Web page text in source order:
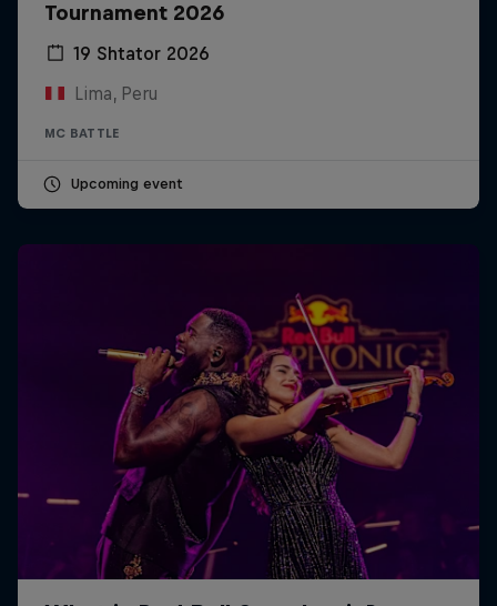
Tournament 2026
19 Shtator 2026
Lima, Peru
MC BATTLE
Upcoming event